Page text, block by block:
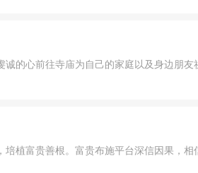
的心前往寺庙为自己的家庭以及身边朋
植富贵善根。富贵布施平台深信因果，